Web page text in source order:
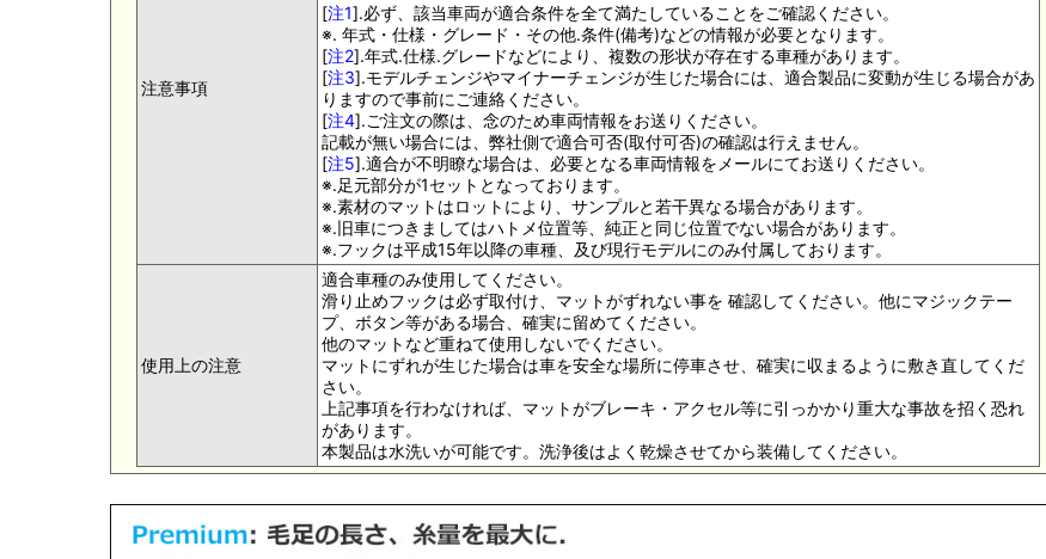
注意事項
[注1].必ず、該当車両が適合条件を全て満たしていることをご確認ください。
※. 年式・仕様・グレード・その他.条件(備考)などの情報が必要となります。
[注2].年式.仕様.グレードなどにより、複数の形状が存在する車種があります。
[注3].モデルチェンジやマイナーチェンジが生じた場合には、適合製品に変動が生じる場合があ
りますので事前にご連絡ください。
[注4].ご注文の際は、念のため車両情報をお送りください。
記載が無い場合には、弊社側で適合可否(取付可否)の確認は行えません。
[注5].適合が不明瞭な場合は、必要となる車両情報をメールにてお送りください。
※.足元部分が1セットとなっております。
※.素材のマットはロットにより、サンプルと若干異なる場合があります。
※.旧車につきましてはハトメ位置等、純正と同じ位置でない場合があります。
※.フックは平成15年以降の車種、及び現行モデルにのみ付属しております。
使用上の注意
適合車種のみ使用してください。
滑り止めフックは必ず取付け、マットがずれない事を 確認してください。他にマジックテー
プ、ボタン等がある場合、確実に留めてください。
他のマットなど重ねて使用しないでください。
マットにずれが生じた場合は車を安全な場所に停車させ、確実に収まるように敷き直してくだ
さい。
上記事項を行わなければ、マットがブレーキ・アクセル等に引っかかり重大な事故を招く恐れ
があります。
本製品は水洗いが可能です。洗浄後はよく乾燥させてから装備してください。